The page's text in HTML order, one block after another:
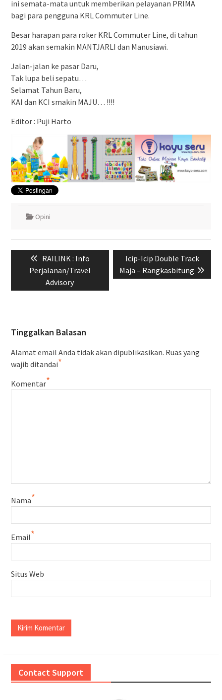
ini semata-mata untuk memberikan pelayanan PRIMA
bagi para pengguna KRL Commuter Line.
Besar harapan para roker KRL Commuter Line, di tahun
2019 akan semakin MANTJARLI dan Manusiawi.
Jalan-jalan ke pasar Daru,
Tak lupa beli sepatu…
Selamat Tahun Baru,
KAI dan KCI smakin MAJU… !!!!
Editor : Puji Harto
Opini
Navigasi
Previous
post:
RAILINK : Info
Perjalanan/Travel
Advisory
Next
post:
Icip-Icip Double Track
Maja – Rangkasbitung
Tinggalkan Balasan
Alamat email Anda tidak akan dipublikasikan. Ruas yang
wajib ditandai*
Komentar*
Nama*
Email*
Situs Web
Contact Support